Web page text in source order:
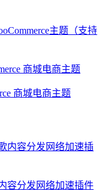
主题（支持
商城电商主题
容分发网络加速插件